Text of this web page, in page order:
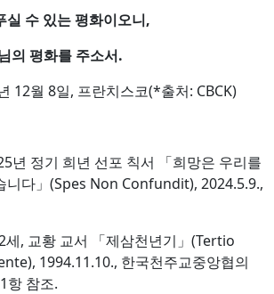
실 수 있는 평화이오니,
의 평화를 주소서.
12월 8일, 프란치스코(*출처: CBCK)
년 정기 희년 선포 칙서 「희망은 우리를
니다」(Spes Non Confundit), 2024.5.9.,
세, 교황 교서 「제삼천년기」(Tertio
1994.11.10., 한국천주교중앙협의
항 참조.